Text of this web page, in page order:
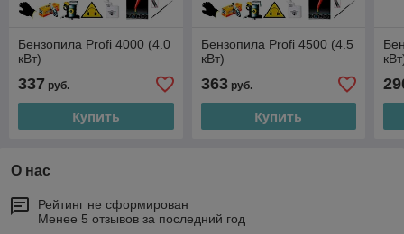
Бензопила Profi 4000 (4.0
кВт)
337 руб.
Купить
Бензопила Profi 4500 (4.5
кВт)
363руб.
Купить
О нас
Рейтинг не сформирован
Менее 5 отзывов за последний год